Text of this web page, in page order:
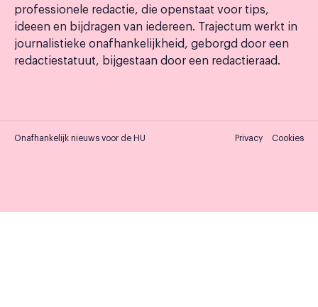
professionele redactie, die openstaat voor tips,
ideeen en bijdragen van iedereen. Trajectum werkt in
journalistieke onafhankelijkheid, geborgd door een
redactiestatuut, bijgestaan door een redactieraad.
Onafhankelijk nieuws voor de HU Privacy Cookies